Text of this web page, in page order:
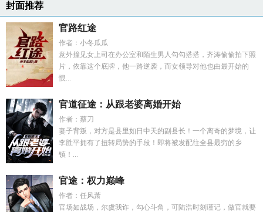
封面推荐
官路红途
作者：小冬瓜瓜
意外撞见女上司在办公室和陌生男人勾勾搭搭，齐涛偷偷拍下照
片，依靠这个底牌，他一路逆袭，而女领导对他也由最开始的
恨...
官道征途：从跟老婆离婚开始
作者：蔡刀
妻子背叛，对方是县里如日中天的副县长！一个离奇的梦境，让
李胜平拥有了扭转局势的手段！即将被发配往全县最穷的乡
镇！...
官途：权力巅峰
作者：任风萧
官场如战场，尔虞我诈，勾心斗角，可陆浩时刻谨记，做官就要